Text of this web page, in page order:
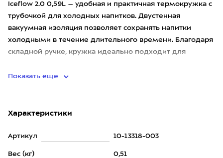
Iceflow 2.0 0,59L – удобная и практичная термокружка с
трубочкой для холодных напитков. Двустенная
вакуумная изоляция позволяет сохранять напитки
холодными в течение длительного времени. Благодаря
складной ручке, кружка идеально подходит для
Показать еще
Характеристики
Артикул 10-13318-003
Вес (кг) 0,51